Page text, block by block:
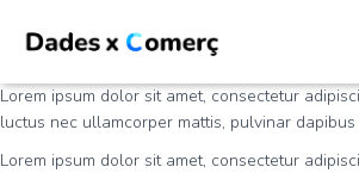
Lorem ipsum dolor sit amet, consectetur
luctus nec ullamcorper mattis, pulvinar dapibus
Lorem ipsum dolor sit amet, consectetur